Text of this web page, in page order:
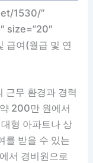
1530/”
size=”20″
급여(월급 및 연
근무 환경과 경력
200만 원에서
형 아파트나 상
를 받을 수 있는
서 경비원으로